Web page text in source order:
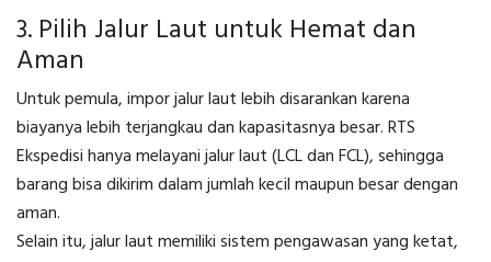
3. Pilih Jalur Laut untuk Hemat dan
Aman
Untuk pemula, impor jalur laut lebih disarankan karena
biayanya lebih terjangkau dan kapasitasnya besar. RTS
Ekspedisi hanya melayani jalur laut (LCL dan FCL), sehingga
barang bisa dikirim dalam jumlah kecil maupun besar dengan
aman.
Selain itu, jalur laut memiliki sistem pengawasan yang ketat,